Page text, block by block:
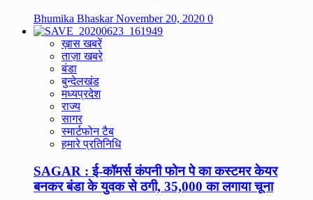
Bhumika BhaskarNovember 20, 2020 0
ख़ास खबरें
ताज़ा खबरे
बंडा
बुन्देलखंड
मध्यप्रदेश
राज्य
सागर
स्मार्टफोन टैब
हमारे प्रतिनिधि
SAGAR : ई-कॉमर्स कंपनी फोन पे का कस्टमर केयर
बनकर बंडा के युवक से ठगी, 35,000 का लगाया चूना